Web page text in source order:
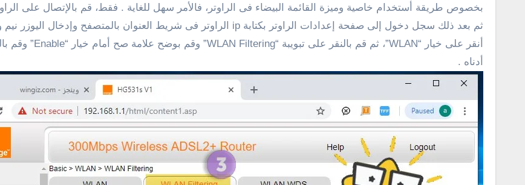
بخصوص طريقة أستخدام خاصية وميزة القائمة البيضاء فى الراوتر، فالأمر سهل للغاية . فقط، قم بالإتصال على
أدناه .